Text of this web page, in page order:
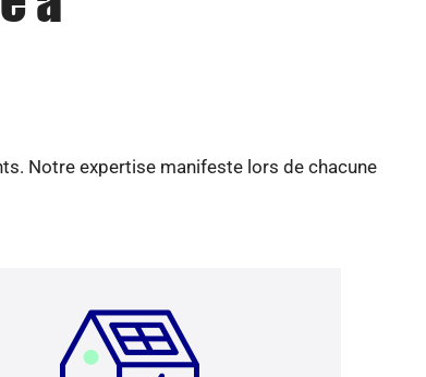
Notre expertise manifeste lors de chacune